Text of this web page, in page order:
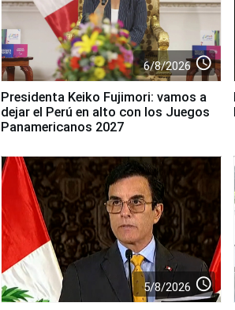
6/8/2026 access_time
Presidenta Keiko Fujimori: vamos a
dejar el Perú en alto con los Juegos
Panamericanos 2027
5/8/2026 access_time